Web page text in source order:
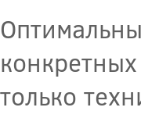
только